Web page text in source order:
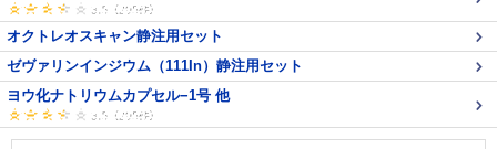
オクトレオスキャン静注用セット
ゼヴァリンインジウム（111In）静注用セット
ヨウ化ナトリウムカプセル−1号 他